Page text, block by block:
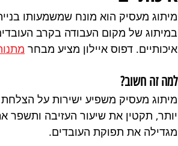
מיתוג מעסיק הוא מונח שמשמעותו
במיתוג של מקום העבודה בקרב
איכותיים. דפוס איילון מציע מבחר
למה זה חשוב?
מיתוג מעסיק משפיע ישירות על
יותר, תקטין את שיעור העזיבה ותשפר
מגדילה את תפוקת העובדים.